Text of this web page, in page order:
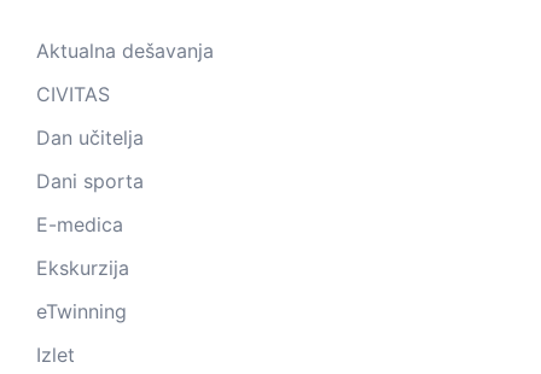
Aktualna dešavanja
CIVITAS
Dan učitelja
Dani sporta
E-medica
Ekskurzija
eTwinning
Izlet